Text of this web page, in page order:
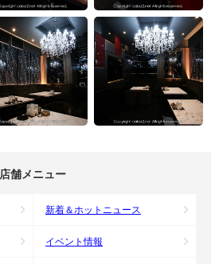
店舗メニュー
新着＆ホットニュース
イベント情報